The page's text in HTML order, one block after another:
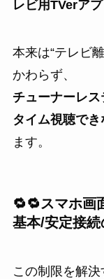
レビ用TVerア
本来は“テレビ
かわらず、
チューナーレ
タイム視聴でき
ます。
🔁🔁スマホ
基本/安定接
この制限を解決